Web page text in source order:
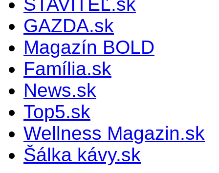
GAZDA.sk
Magazín BOLD
Família.sk
News.sk
Top5.sk
Wellness Magazin.sk
Šálka kávy.sk